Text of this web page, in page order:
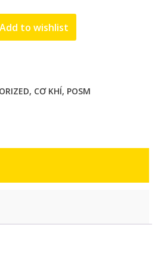
Add to wishlist
, CƠ KHÍ, POSM